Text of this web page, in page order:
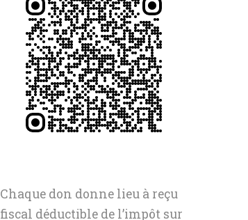
Chaque don donne lieu à reçu
fiscal déductible de l’impôt sur